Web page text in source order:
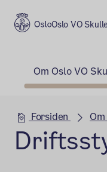
Oslo VO
Om Oslo VO
Forsiden